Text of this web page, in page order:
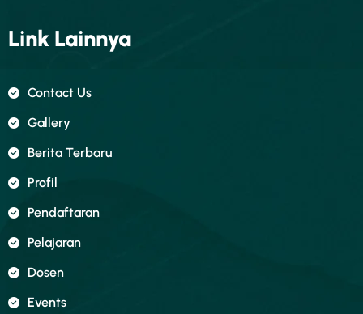
Link Lainnya
Contact Us
Gallery
Berita Terbaru
Profil
Pendaftaran
Pelajaran
Dosen
Events